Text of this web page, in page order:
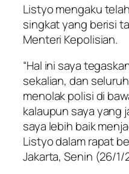
Listyo mengaku
singkat yang berisi
Menteri Kepolisian.
“Hal ini saya
sekalian, dan
menolak polisi di
kalaupun saya yang
saya lebih baik
Listyo dalam rapat
Jakarta, Senin (26/1/